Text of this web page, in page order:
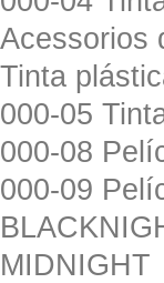
Acessorios
Tinta
000-05
000-08
000-09
MIDNIGHT